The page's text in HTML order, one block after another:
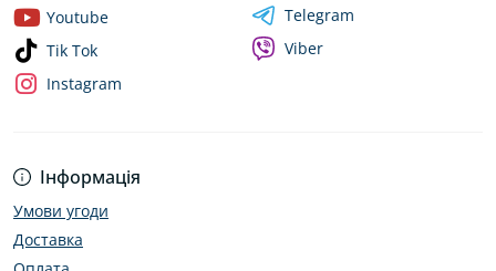
Інформація
Умови угоди
Доставка
Youtube
Tik Tok
Instagram
Telegram
Viber